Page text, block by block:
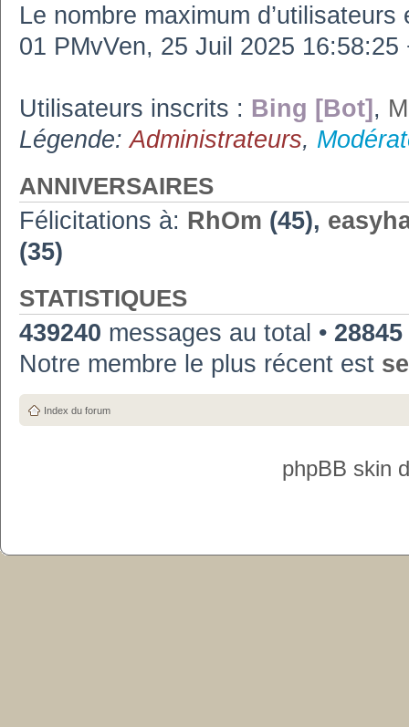
Le nombre maximum
01 PMvVen, 25 Juil 2025
Utilisateurs inscrits : Bing [Bot] ,
Légende:Administrateurs,
ANNIVERSAIRES
Félicitations à: RhOm (45),
(35)
STATISTIQUES
439240 messages au total • 28845
Notre membre le plus récent est
Index du forum
phpBB skin